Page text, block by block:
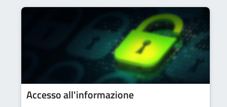
Accesso all'informazione